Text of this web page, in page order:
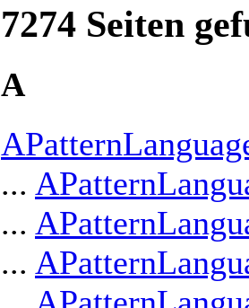
7274 Seiten
A
...
...
...